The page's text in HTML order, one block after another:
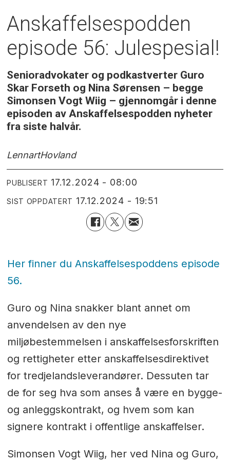
Anskaffelsespodden
episode 56: Julespesial!
Senioradvokater og podkastverter Guro
Skar Forseth og Nina Sørensen – begge
Simonsen Vogt Wiig – gjennomgår i denne
episoden av Anskaffelsespodden nyheter
fra siste halvår.
LennartHovland
PUBLISERT 17.12.2024 - 08:00
SIST OPPDATERT 17.12.2024 - 19:51
Her finner du Anskaffelsespoddens episode
56.
Guro og Nina snakker blant annet om
anvendelsen av den nye
miljøbestemmelsen i anskaffelsesforskriften
og rettigheter etter anskaffelsesdirektivet
for tredjelandsleverandører. Dessuten tar
de for seg hva som anses å være en bygge-
og anleggskontrakt, og hvem som kan
signere kontrakt i offentlige anskaffelser.
Simonsen Vogt Wiig, her ved Nina og Guro,